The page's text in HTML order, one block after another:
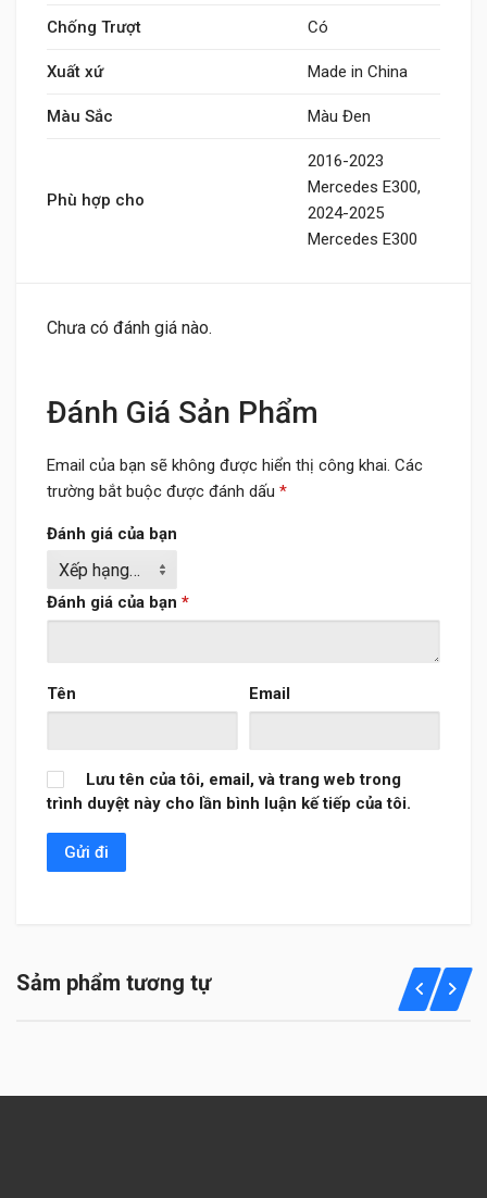
Chống Trượt Có
Xuất xứ Made in China
Màu Sắc Màu Đen
Phù hợp cho
2016-2023
Mercedes E300,
2024-2025
Mercedes E300
Chưa có đánh giá nào.
Đánh Giá Sản Phẩm
Email của bạn sẽ không được hiển thị công khai. Các
trường bắt buộc được đánh dấu *
Đánh giá của bạn
Đánh giá của bạn *
Tên Email
Lưu tên của tôi, email, và trang web trong
trình duyệt này cho lần bình luận kế tiếp của tôi.
Sảm phẩm tương tự